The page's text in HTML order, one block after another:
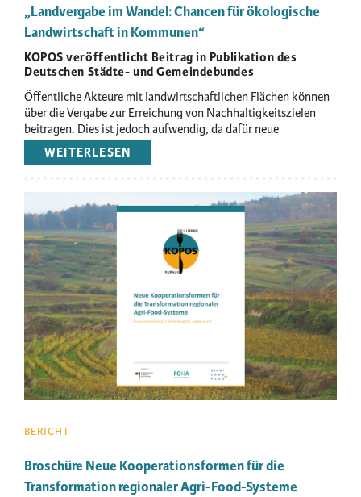
„Landvergabe im Wandel: Chancen für ökologische
Landwirtschaft in Kommunen“
KOPOS veröffentlicht Beitrag in Publikation des
Deutschen Städte- und Gemeindebundes
Öffentliche Akteure mit landwirtschaftlichen Flächen können
über die Vergabe zur Erreichung von Nachhaltigkeitszielen
beitragen. Dies ist jedoch aufwendig, da dafür neue
Vergabekriterien entwickelt werden müssten.
WEITERLESEN
„LANDVERGABE
WANDEL:
CHANCEN
ÖKOLOGISCHE
LANDWIRTSCHAFT
BERICHT
Broschüre Neue Kooperationsformen für die
Transformation regionaler Agri-Food-Systeme